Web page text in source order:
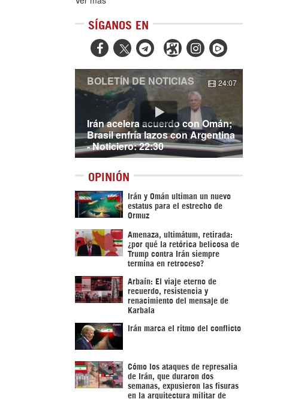
SÍGANOS EN
  
Irán acelera acuerdo con Omán;
Brasil enfría lazos con Argentina
- Noticiero: 22:30
BOLETÍN DE NOTICIAS 24:07
OPINIÓN
Irán y Omán ultiman un nuevo
estatus para el estrecho de
Ormuz
Amenaza, ultimátum, retirada:
¿por qué la retórica belicosa de
Trump contra Irán siempre
termina en retroceso?
Arbaín: El viaje eterno de
recuerdo, resistencia y
renacimiento del mensaje de
Karbala
Irán marca el ritmo del conflicto
Cómo los ataques de represalia
de Irán, que duraron dos
semanas, expusieron las fisuras
en la arquitectura militar de